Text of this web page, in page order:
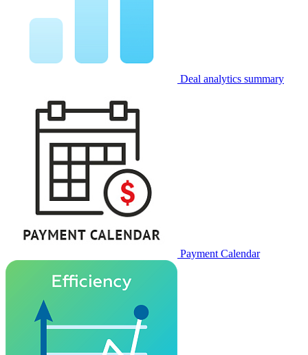
Deal analytics summary
Payment Calendar